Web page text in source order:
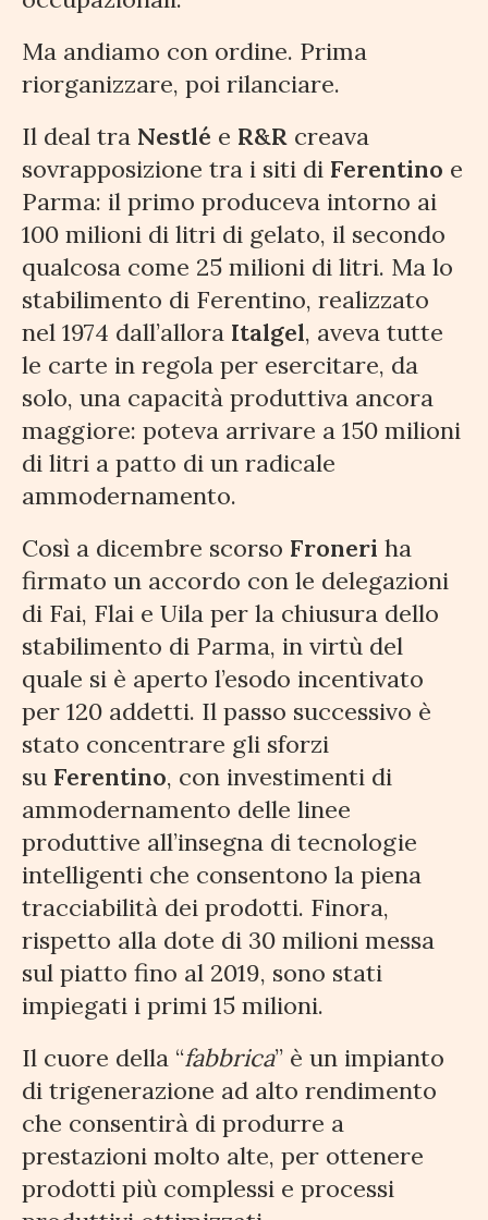
Ma andiamo con ordine. Prima
riorganizzare, poi rilanciare.
Il deal tra Nestlé e R&R creava
sovrapposizione tra i siti di Ferentino e
Parma: il primo produceva intorno ai
100 milioni di litri di gelato, il secondo
qualcosa come 25 milioni di litri. Ma lo
stabilimento di Ferentino, realizzato
nel 1974 dall’allora Italgel, aveva tutte
le carte in regola per esercitare, da
solo, una capacità produttiva ancora
maggiore: poteva arrivare a 150 milioni
di litri a patto di un radicale
ammodernamento.
Così a dicembre scorso Froneri ha
firmato un accordo con le delegazioni
di Fai, Flai e Uila per la chiusura dello
stabilimento di Parma, in virtù del
quale si è aperto l’esodo incentivato
per 120 addetti. Il passo successivo è
stato concentrare gli sforzi
su Ferentino, con investimenti di
ammodernamento delle linee
produttive all’insegna di tecnologie
intelligenti che consentono la piena
tracciabilità dei prodotti. Finora,
rispetto alla dote di 30 milioni messa
sul piatto fino al 2019, sono stati
impiegati i primi 15 milioni.
Il cuore della “fabbrica” è un impianto
di trigenerazione ad alto rendimento
che consentirà di produrre a
prestazioni molto alte, per ottenere
prodotti più complessi e processi